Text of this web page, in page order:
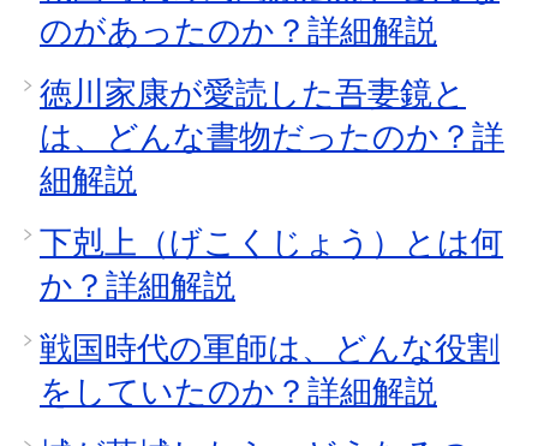
のがあったのか？詳細解説
徳川家康が愛読した吾妻鏡と
は、どんな書物だったのか？詳
細解説
下剋上（げこくじょう）とは何
か？詳細解説
戦国時代の軍師は、どんな役割
をしていたのか？詳細解説